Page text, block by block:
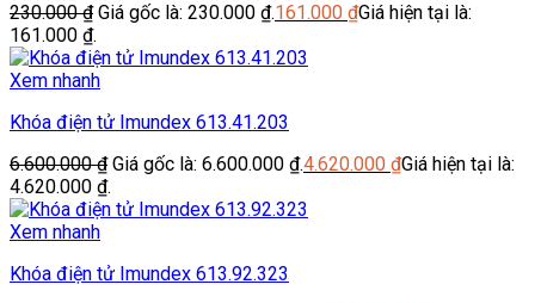
230.000₫ Giá gốc là: 230.000 ₫.161.000 ₫Giá hiện tại là:
161.000 ₫.
Xem nhanh
Khóa điện tử Imundex 613.41.203
6.600.000₫ Giá gốc là: 6.600.000 ₫.4.620.000 ₫Giá hiện tại là:
4.620.000 ₫.
Xem nhanh
Khóa điện tử Imundex 613.92.323